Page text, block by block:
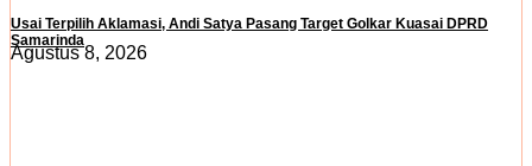
Usai Terpilih Aklamasi, Andi Satya Pasang Target Golkar Kuasai DPRD
Samarinda
Agustus 8, 2026